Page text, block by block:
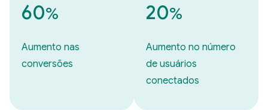
60%
Aumento nas
conversões
20%
Aumento no número
de usuários
conectados